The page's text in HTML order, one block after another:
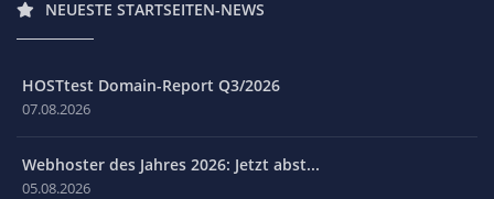
NEUESTE STARTSEITEN-NEWS
HOSTtest Domain-Report Q3/2026
07.08.2026
Webhoster des Jahres 2026: Jetzt abst...
05.08.2026